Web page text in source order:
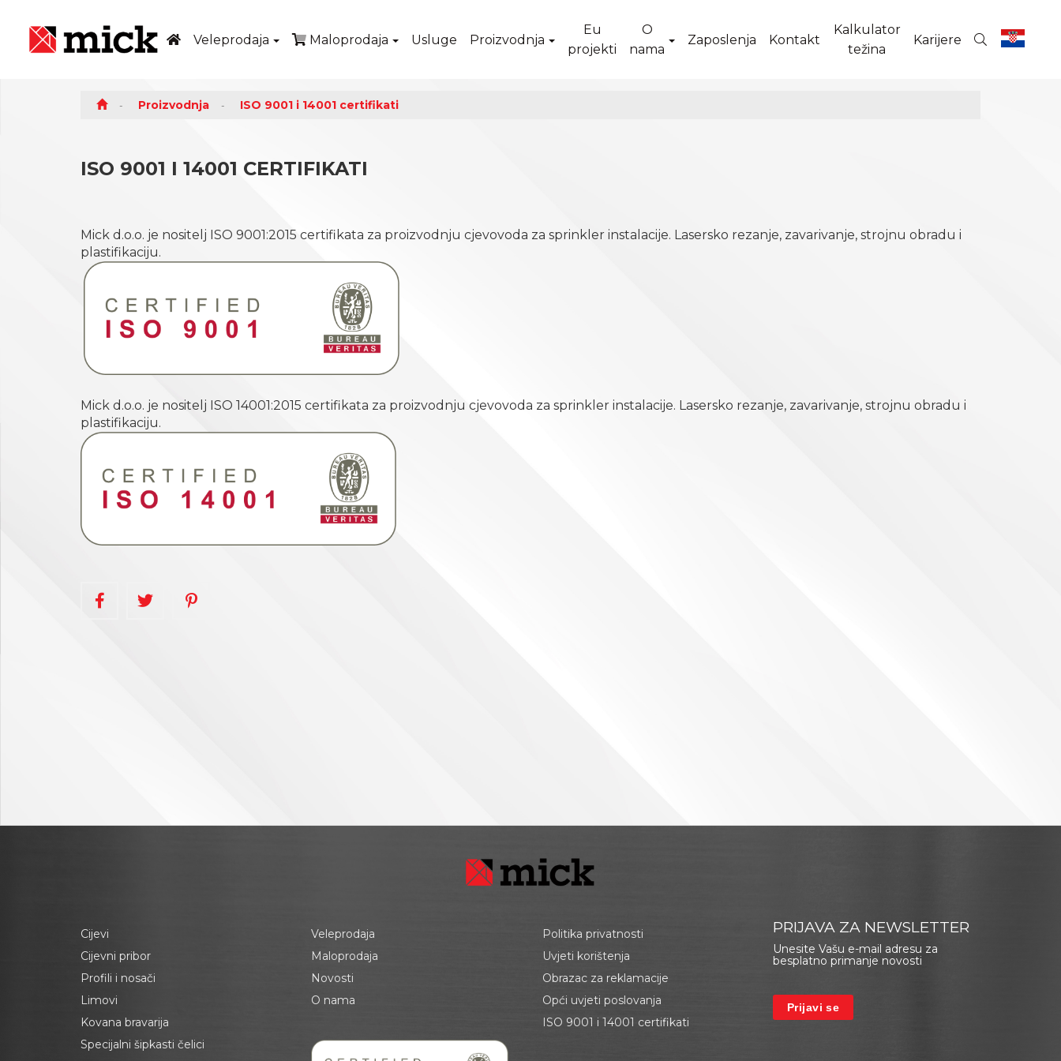
Veleprodaja Maloprodaja Usluge Proizvodnja
Eu
projekti
O
nama
Zaposlenja Kontakt
Kalkulator
težina
Karijere
Proizvodnja ISO 9001 i 14001 certifikati
ISO 9001 I 14001 CERTIFIKATI
Mick d.o.o. je nositelj ISO 9001:2015 certifikata za proizvodnju cjevovoda za sprinkler instalacije. Lasersko rezanje, zavarivanje, strojnu obradu i
plastifikaciju.
Mick d.o.o. je nositelj ISO 14001:2015 certifikata za proizvodnju cjevovoda za sprinkler instalacije. Lasersko rezanje, zavarivanje, strojnu obradu i
plastifikaciju.
Cijevi
Cijevni pribor
Profili i nosači
Limovi
Kovana bravarija
Specijalni šipkasti čelici
Veleprodaja
Maloprodaja
Novosti
O nama
Politika privatnosti
Uvjeti korištenja
Obrazac za reklamacije
Opći uvjeti poslovanja
ISO 9001 i 14001 certifikati
PRIJAVA ZA NEWSLETTER
Unesite Vašu e-mail adresu za
besplatno primanje novosti
Prijavi se